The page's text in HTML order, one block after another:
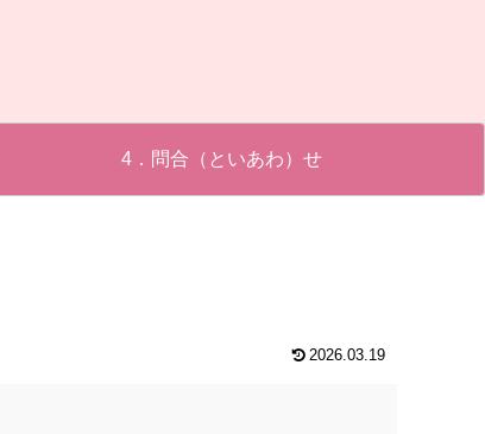
4．問合（といあわ）せ
2026.03.19